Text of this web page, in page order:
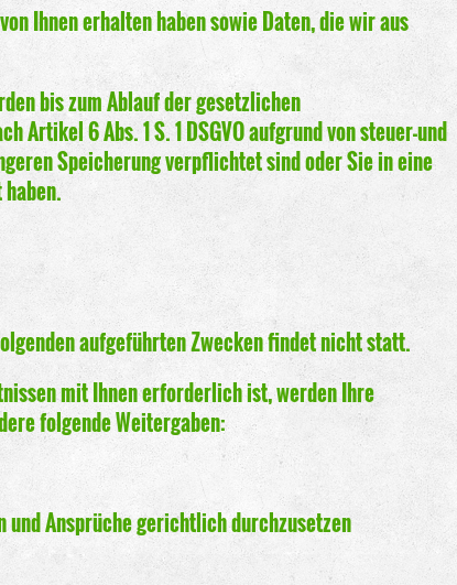
Ihnen erhalten haben sowie Daten, die wir aus
bis zum Ablauf der gesetzlichen
Artikel 6 Abs. 1 S. 1 DSGVO aufgrund von steuer-und
Speicherung verpflichtet sind oder Sie in eine
aufgeführten Zwecken findet nicht statt.
mit Ihnen erforderlich ist, werden Ihre
folgende Weitergaben:
und Ansprüche gerichtlich durchzusetzen